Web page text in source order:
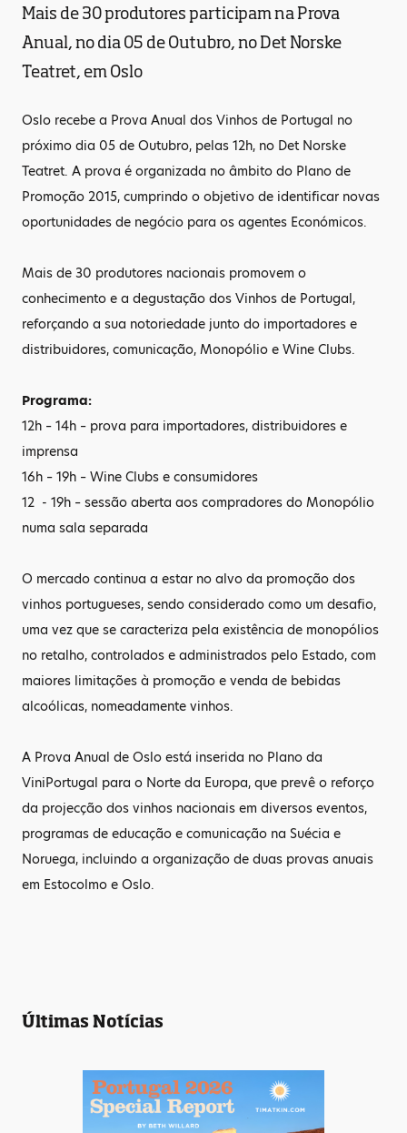
Mais de 30 produtores participam na Prova
Anual, no dia 05 de Outubro, no Det Norske
Teatret, em Oslo
Oslo recebe a Prova Anual dos Vinhos de Portugal no
próximo dia 05 de Outubro, pelas 12h, no Det Norske
Teatret. A prova é organizada no âmbito do Plano de
Promoção 2015, cumprindo o objetivo de identificar novas
oportunidades de negócio para os agentes Económicos.
Mais de 30 produtores nacionais promovem o
conhecimento e a degustação dos Vinhos de Portugal,
reforçando a sua notoriedade junto do importadores e
distribuidores, comunicação, Monopólio e Wine Clubs.
Programa:
12h – 14h – prova para importadores, distribuidores e
imprensa
16h – 19h – Wine Clubs e consumidores
12 - 19h – sessão aberta aos compradores do Monopólio
numa sala separada
O mercado continua a estar no alvo da promoção dos
vinhos portugueses, sendo considerado como um desafio,
uma vez que se caracteriza pela existência de monopólios
no retalho, controlados e administrados pelo Estado, com
maiores limitações à promoção e venda de bebidas
alcoólicas, nomeadamente vinhos.
A Prova Anual de Oslo está inserida no Plano da
ViniPortugal para o Norte da Europa, que prevê o reforço
da projecção dos vinhos nacionais em diversos eventos,
programas de educação e comunicação na Suécia e
Noruega, incluindo a organização de duas provas anuais
em Estocolmo e Oslo.
Últimas Notícias